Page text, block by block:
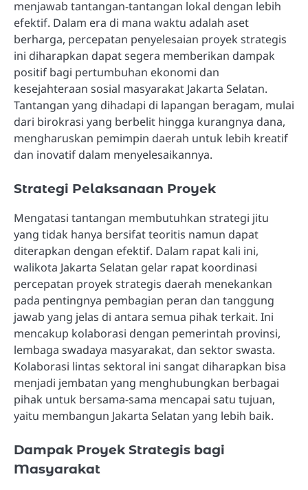
menjawab tantangan-tantangan lokal dengan lebih
efektif. Dalam era di mana waktu adalah aset
berharga, percepatan penyelesaian proyek strategis
ini diharapkan dapat segera memberikan dampak
positif bagi pertumbuhan ekonomi dan
kesejahteraan sosial masyarakat Jakarta Selatan.
Tantangan yang dihadapi di lapangan beragam, mulai
dari birokrasi yang berbelit hingga kurangnya dana,
mengharuskan pemimpin daerah untuk lebih kreatif
dan inovatif dalam menyelesaikannya.
Strategi Pelaksanaan Proyek
Mengatasi tantangan membutuhkan strategi jitu
yang tidak hanya bersifat teoritis namun dapat
diterapkan dengan efektif. Dalam rapat kali ini,
walikota Jakarta Selatan gelar rapat koordinasi
percepatan proyek strategis daerah menekankan
pada pentingnya pembagian peran dan tanggung
jawab yang jelas di antara semua pihak terkait. Ini
mencakup kolaborasi dengan pemerintah provinsi,
lembaga swadaya masyarakat, dan sektor swasta.
Kolaborasi lintas sektoral ini sangat diharapkan bisa
menjadi jembatan yang menghubungkan berbagai
pihak untuk bersama-sama mencapai satu tujuan,
yaitu membangun Jakarta Selatan yang lebih baik.
Dampak Proyek Strategis bagi
Masyarakat